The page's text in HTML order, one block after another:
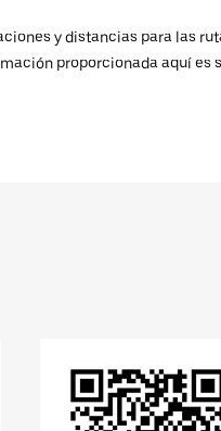
y distancias para las
proporcionada aquí es